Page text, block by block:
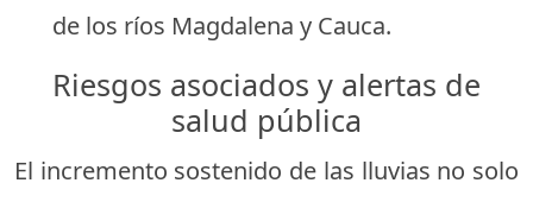
de los ríos Magdalena y Cauca.
Riesgos asociados y alertas de
salud pública
El incremento sostenido de las lluvias no solo